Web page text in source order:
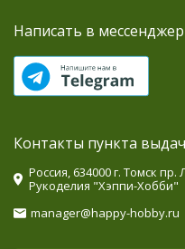
Написать в
Контакты пункта
Россия, 634000 г. Томск
Рукоделия "Хэппи-Хобби"
manager@happy-hobby.ru